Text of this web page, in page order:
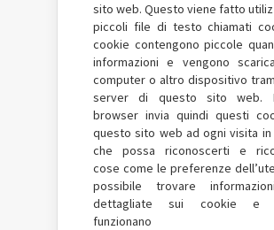
sito web. Questo viene fatto
piccoli file di testo chiamati
cookie contengono piccole
informazioni e vengono
computer o altro dispositivo
server di questo sito web.
browser invia quindi questi
questo sito web ad ogni visita in
che possa riconoscerti e
cose come le preferenze
possibile trovare
dettagliate sui cookie e